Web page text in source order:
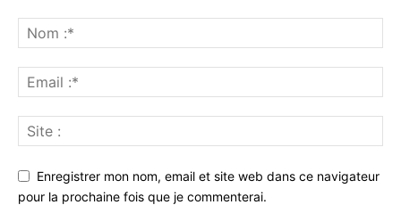
Enregistrer mon nom, email et site web dans ce navigateur
pour la prochaine fois que je commenterai.